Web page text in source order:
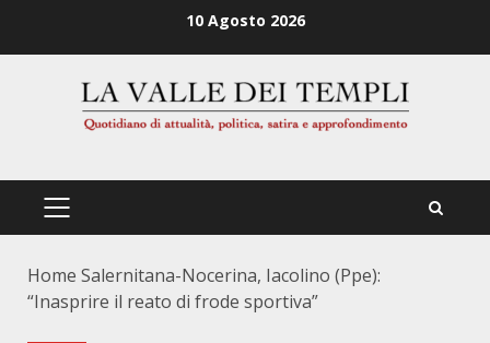
10 Agosto 2026
PRIMÄRES
Home Salernitana-Nocerina, Iacolino (Ppe):
“Inasprire il reato di frode sportiva”